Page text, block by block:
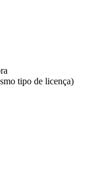
tipo de licença)